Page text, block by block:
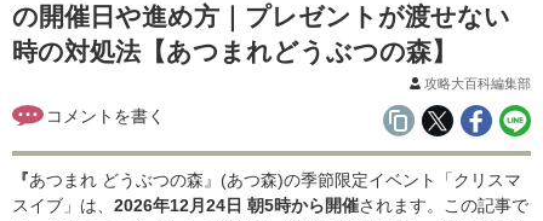
の開催日や進め方｜プレゼントが渡せない
時の対処法【あつまれどうぶつの森】
攻略大百科編集部
『あつまれ どうぶつの森』(あつ森)の季節限定イベント「クリスマ
スイブ」は、 2026年12月24日 朝5時から開催されます。この記事で